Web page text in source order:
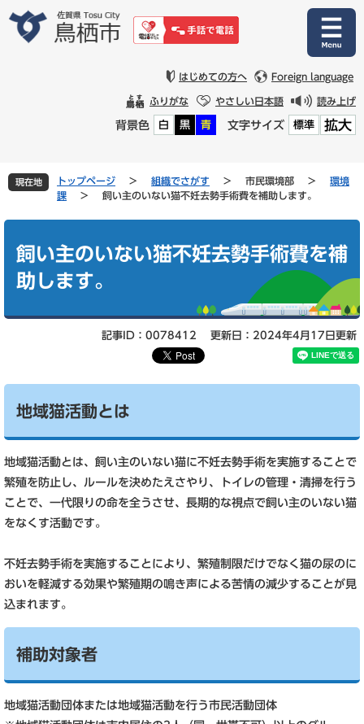
文
はじめての方へ Foreign language
ふりがな やさしい日本語 読み上げ
背景色 白 黒 青 文字サイズ 標準 拡大
現在地 トップページ > 組織でさがす > 市民環境部 >
環境
課
> 飼い主のいない猫不妊去勢手術費を補助します。
飼い主のいない猫不妊去勢手術費を補
助します。
記事ID：0078412 更新日：2024年4月17日更新
地域猫活動とは
地域猫活動とは、飼い主のいない猫に不妊去勢手術を実施することで
繁殖を防止し、ルールを決めたえさやり、トイレの管理・清掃を行う
ことで、一代限りの命を全うさせ、長期的な視点で飼い主のいない猫
をなくす活動です。
不妊去勢手術を実施することにより、繁殖制限だけでなく猫の尿のに
おいを軽減する効果や繁殖期の鳴き声による苦情の減少することが見
込まれます。
補助対象者
地域猫活動団体または地域猫活動を行う市民活動団体